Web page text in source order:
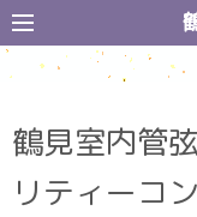
コ
ン
テ
ツ
ス
鶴見室内管
リティーコ